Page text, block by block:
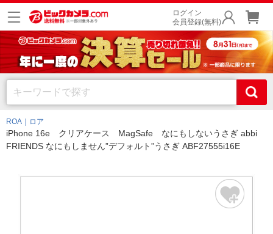
ログイン
会員登録(無料)
ROA｜ロア
iPhone 16e クリアケース MagSafe なにもしないうさぎ abbi
FRIENDS なにもしません”デフォルト”うさぎ ABF27555i16E